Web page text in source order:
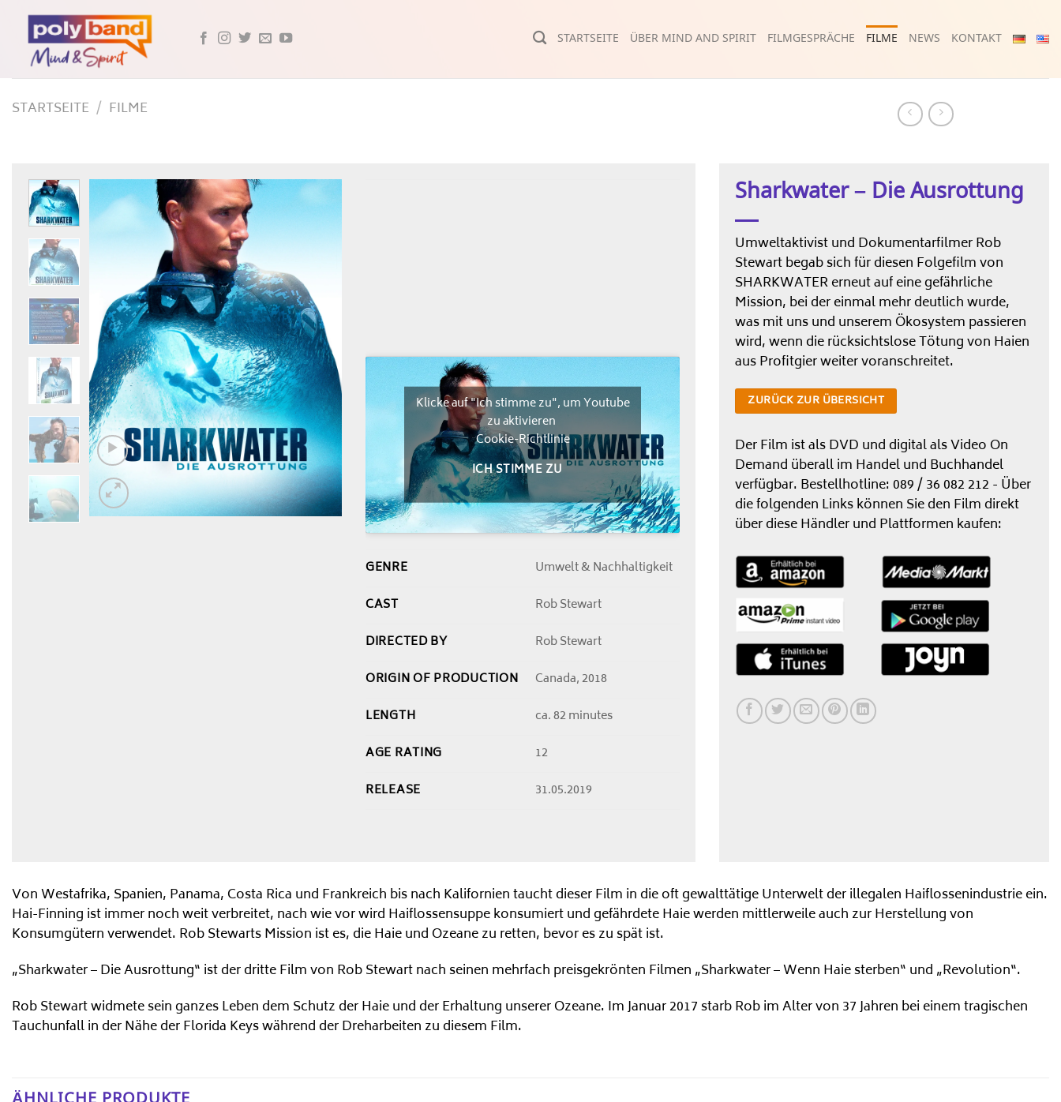
content
STARTSEITE ÜBER MIND AND SPIRIT FILMGESPRÄCHE FILME NEWS KONTAKT
STARTSEITE / FILME
Klicke auf "Ich stimme zu", um Youtube
zu aktivieren
Cookie-Richtlinie
ICH STIMME ZU
GENRE
Umwelt & Nachhaltigkeit
CAST
Rob Stewart
DIRECTED BY
Rob Stewart
ORIGIN OF PRODUCTION
Canada, 2018
LENGTH
ca. 82 minutes
AGE RATING
12
RELEASE
31.05.2019
Sharkwater – Die Ausrottung
Umweltaktivist und Dokumentarfilmer Rob
Stewart begab sich für diesen Folgefilm von
SHARKWATER erneut auf eine gefährliche
Mission, bei der einmal mehr deutlich wurde,
was mit uns und unserem Ökosystem passieren
wird, wenn die rücksichtslose Tötung von Haien
aus Profitgier weiter voranschreitet.
ZURÜCK ZUR ÜBERSICHT
Der Film ist als DVD und digital als Video On
Demand überall im Handel und Buchhandel
verfügbar. Bestellhotline: 089 / 36 082 212 - Über
die folgenden Links können Sie den Film direkt
über diese Händler und Plattformen kaufen:
Von Westafrika, Spanien, Panama, Costa Rica und Frankreich bis nach Kalifornien taucht dieser Film in die oft gewalttätige Unterwelt der illegalen Haiflossenindustrie ein.
Hai-Finning ist immer noch weit verbreitet, nach wie vor wird Haiflossensuppe konsumiert und gefährdete Haie werden mittlerweile auch zur Herstellung von
Konsumgütern verwendet. Rob Stewarts Mission ist es, die Haie und Ozeane zu retten, bevor es zu spät ist.
„Sharkwater – Die Ausrottung“ ist der dritte Film von Rob Stewart nach seinen mehrfach preisgekrönten Filmen „Sharkwater – Wenn Haie sterben“ und „Revolution“.
Rob Stewart widmete sein ganzes Leben dem Schutz der Haie und der Erhaltung unserer Ozeane. Im Januar 2017 starb Rob im Alter von 37 Jahren bei einem tragischen
Tauchunfall in der Nähe der Florida Keys während der Dreharbeiten zu diesem Film.